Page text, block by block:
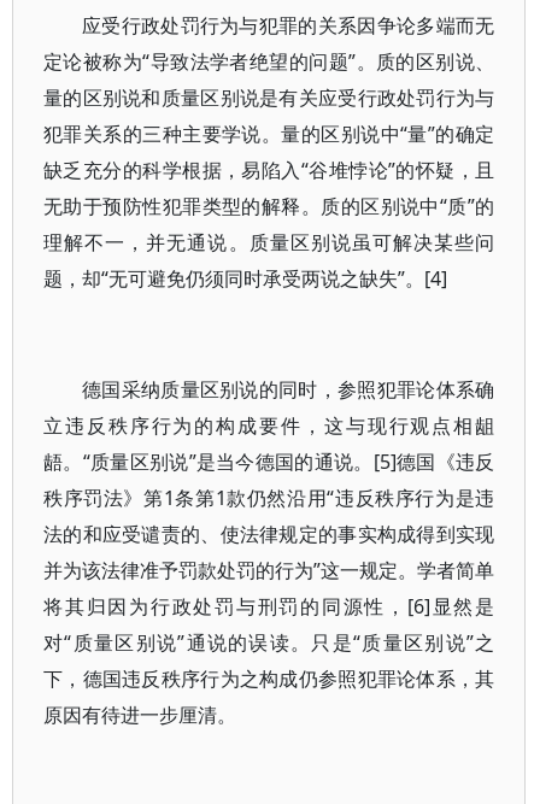
应受行政处罚行为与犯罪的关系因争论多端而无
定论被称为“导致法学者绝望的问题”。质的区别说、
量的区别说和质量区别说是有关应受行政处罚行为与
犯罪关系的三种主要学说。量的区别说中“量”的确定
缺乏充分的科学根据，易陷入“谷堆悖论”的怀疑，且
无助于预防性犯罪类型的解释。质的区别说中“质”的
理解不一，并无通说。质量区别说虽可解决某些问
题，却“无可避免仍须同时承受两说之缺失”。[4]
德国采纳质量区别说的同时，参照犯罪论体系确
立违反秩序行为的构成要件，这与现行观点相龃
龉。“质量区别说”是当今德国的通说。[5]德国《违反
秩序罚法》第1条第1款仍然沿用“违反秩序行为是违
法的和应受谴责的、使法律规定的事实构成得到实现
并为该法律准予罚款处罚的行为”这一规定。学者简单
将其归因为行政处罚与刑罚的同源性，[6]显然是
对“质量区别说”通说的误读。只是“质量区别说”之
下，德国违反秩序行为之构成仍参照犯罪论体系，其
原因有待进一步厘清。